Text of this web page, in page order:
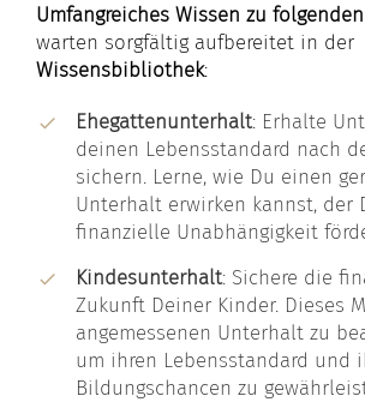
Umfangreiches Wissen zu
warten sorgfältig aufbereitet in der
Wissensbibliothek:
Ehegattenunterhalt: Erhalte
deinen Lebensstandard nach
sichern. Lerne, wie Du einen
Unterhalt erwirken kannst, der
finanzielle Unabhängigkeit
Kindesunterhalt: Sichere die
Zukunft Deiner Kinder. Dieses
angemessenen Unterhalt zu
um ihren Lebensstandard und
Bildungschancen zu